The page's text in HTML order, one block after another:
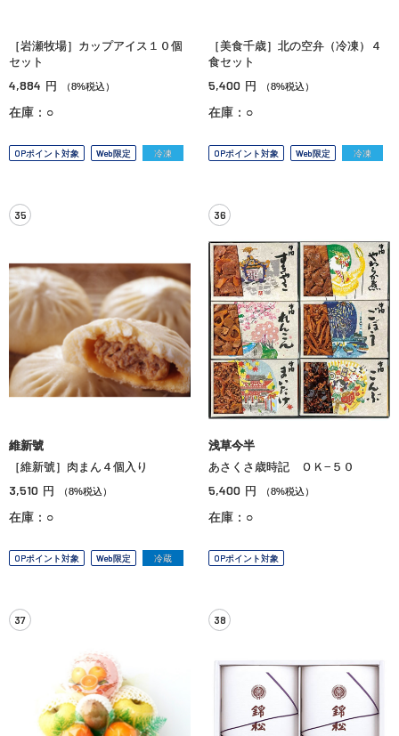
［岩瀬牧場］カップアイス１０個
セット
4,884 円 （8%税込）
在庫：○
OPポイント対象 Web限定 冷凍
［美食千歳］北の空弁（冷凍）４
食セット
5,400 円 （8%税込）
在庫：○
OPポイント対象 Web限定 冷凍
35
維新號
［維新號］肉まん４個入り
3,510 円 （8%税込）
在庫：○
OPポイント対象 Web限定 冷蔵
36
浅草今半
あさくさ歳時記 ＯＫ−５０
5,400 円 （8%税込）
在庫：○
OPポイント対象
37 38